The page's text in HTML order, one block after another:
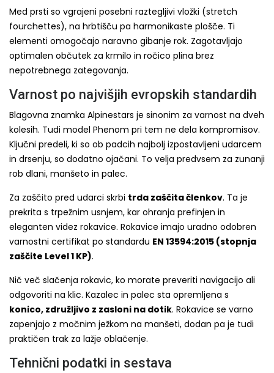
Med prsti so vgrajeni posebni raztegljivi vložki (stretch
fourchettes), na hrbtišču pa harmonikaste plošče. Ti
elementi omogočajo naravno gibanje rok. Zagotavljajo
optimalen občutek za krmilo in ročico plina brez
nepotrebnega zategovanja.
Varnost po najvišjih evropskih standardih
Blagovna znamka Alpinestars je sinonim za varnost na dveh
kolesih. Tudi model Phenom pri tem ne dela kompromisov.
Ključni predeli, ki so ob padcih najbolj izpostavljeni udarcem
in drsenju, so dodatno ojačani. To velja predvsem za zunanji
rob dlani, manšeto in palec.
Za zaščito pred udarci skrbi trda zaščita členkov. Ta je
prekrita s trpežnim usnjem, kar ohranja prefinjen in
eleganten videz rokavice. Rokavice imajo uradno odobren
varnostni certifikat po standardu EN 13594:2015 (stopnja
zaščite Level 1 KP).
Nič več slačenja rokavic, ko morate preveriti navigacijo ali
odgovoriti na klic. Kazalec in palec sta opremljena s
konico, združljivo z zasloni na dotik. Rokavice se varno
zapenjajo z močnim ježkom na manšeti, dodan pa je tudi
praktičen trak za lažje oblačenje.
Tehnični podatki in sestava